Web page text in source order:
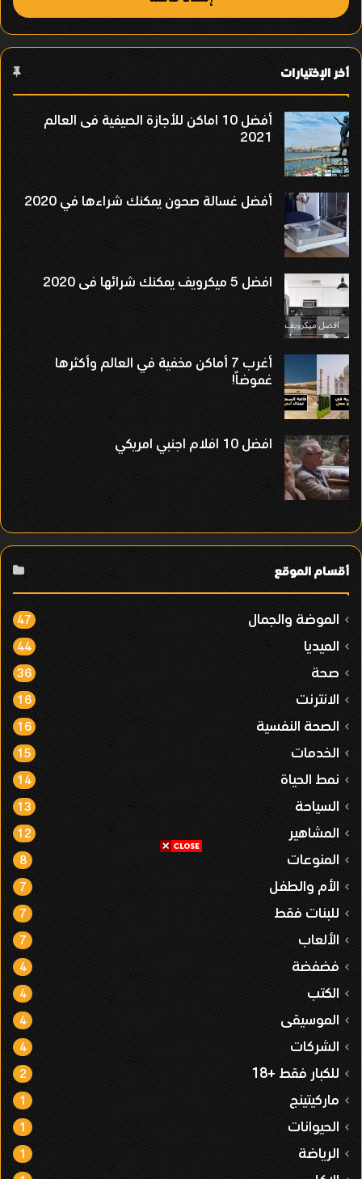
أخر الإختيارات
أفضل 10 اماكن للأجازة الصيفية فى العالم
2021
أفضل غسالة صحون يمكنك شراءها في 2020
افضل 5 ميكرويف يمكنك شرائها فى 2020
أغرب 7 أماكن مخفية في العالم وأكثرها
غموضاً!
افضل 10 افلام اجنبي امريكي
أقسام الموقع
الموضة والجمال 47
الميديا 44
صحة 36
الانترنت 16
الصحة النفسية 16
الخدمات 15
نمط الحياة 14
السياحة 13
المشاهير 12
المنوعات 8
الأم والطفل 7
للبنات فقط 7
الألعاب 7
فضفضة 4
الكتب 4
الموسيقى 4
الشركات 4
للكبار فقط +18 2
ماركيتينج 1
الحيوانات 1
الرياضة 1